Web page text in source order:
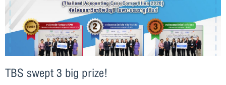
TBS swept 3 big prize!